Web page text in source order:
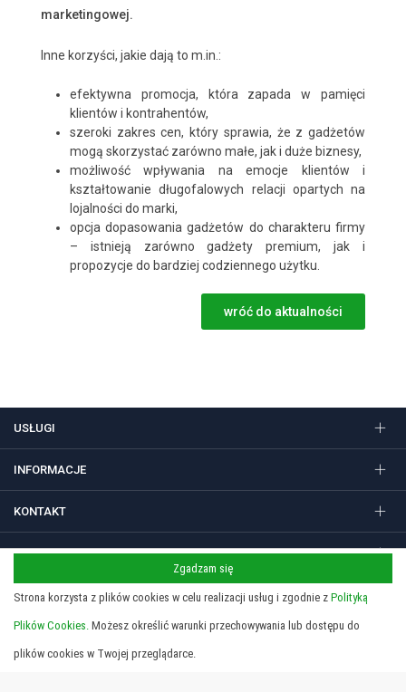
marketingowej.
Inne korzyści, jakie dają to m.in.:
efektywna promocja, która zapada w pamięci
klientów i kontrahentów,
szeroki zakres cen, który sprawia, że z gadżetów
mogą skorzystać zarówno małe, jak i duże biznesy,
możliwość wpływania na emocje klientów i
kształtowanie długofalowych relacji opartych na
lojalności do marki,
opcja dopasowania gadżetów do charakteru firmy
– istnieją zarówno gadżety premium, jak i
propozycje do bardziej codziennego użytku.
wróć do aktualności
USŁUGI
INFORMACJE
KONTAKT
FOLLOW US
Regulamin
Polityka prywatności i cookies
Copyright 2026 © STUDIO SIEDEM Grzegorz Żółtowski. Gadżety
Zgadzam się
Strona korzysta z plików cookies w celu realizacji usług i zgodnie z Polityką
Plików Cookies. Możesz określić warunki przechowywania lub dostępu do
plików cookies w Twojej przeglądarce.